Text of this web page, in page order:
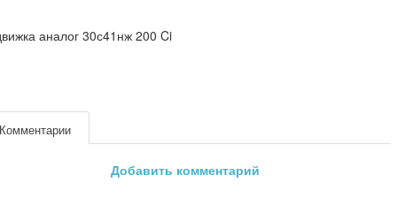
аналог 30с41нж 200 Ci
Добавить комментарий